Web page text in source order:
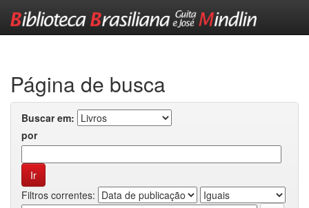
Página de busca
Buscar em:
por
Filtros correntes: